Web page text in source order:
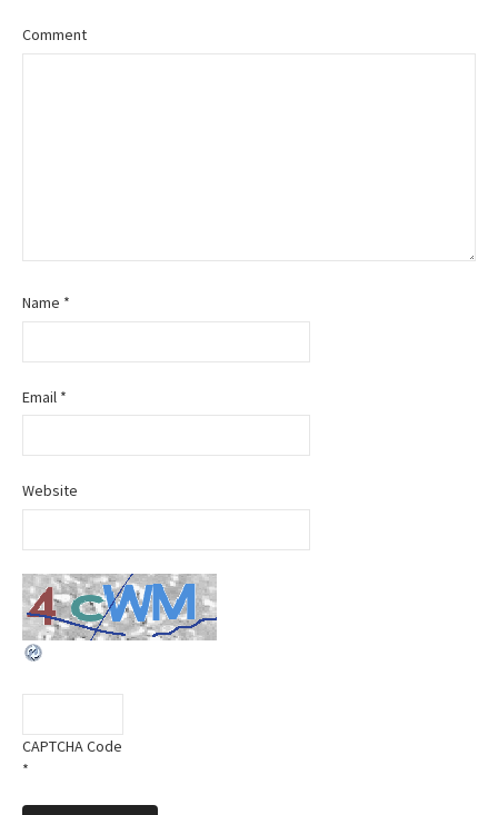
Comment
Name *
Email *
Website
CAPTCHA Code
*